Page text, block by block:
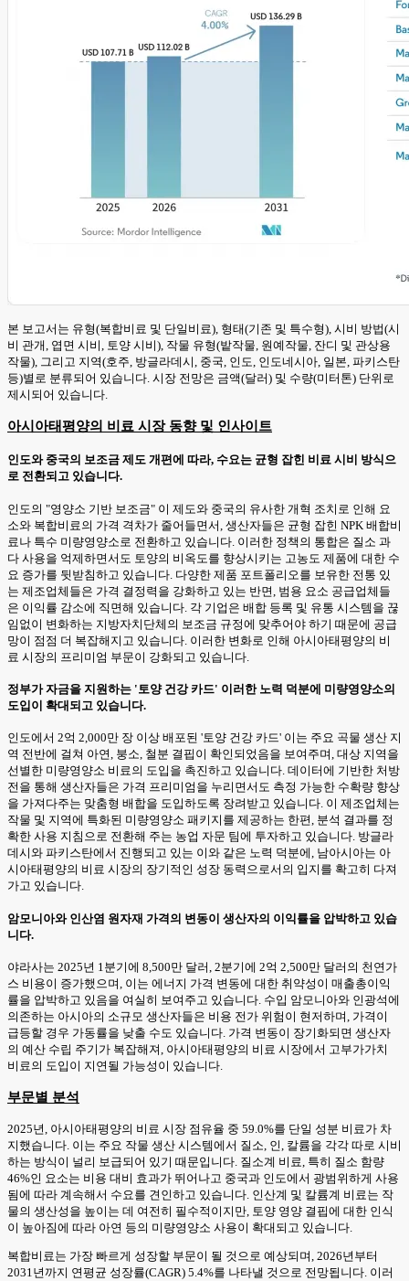
본 보고서는 유형(복합비료 및 단일비료), 형태(기존 및 특수형), 시비 방법(시
비 관개, 엽면 시비, 토양 시비), 작물 유형(밭작물, 원예작물, 잔디 및 관상용
작물), 그리고 지역(호주, 방글라데시, 중국, 인도, 인도네시아, 일본, 파키스탄
등)별로 분류되어 있습니다. 시장 전망은 금액(달러) 및 수량(미터톤) 단위로
제시되어 있습니다.
아시아태평양의 비료 시장 동향 및 인사이트
인도와 중국의 보조금 제도 개편에 따라, 수요는 균형 잡힌 비료 시비 방식으
로 전환되고 있습니다.
인도의 "영양소 기반 보조금" 이 제도와 중국의 유사한 개혁 조치로 인해 요
소와 복합비료의 가격 격차가 줄어들면서, 생산자들은 균형 잡힌 NPK 배합비
료나 특수 미량영양소로 전환하고 있습니다. 이러한 정책의 통합은 질소 과
다 사용을 억제하면서도 토양의 비옥도를 향상시키는 고농도 제품에 대한 수
요 증가를 뒷받침하고 있습니다. 다양한 제품 포트폴리오를 보유한 전통 있
는 제조업체들은 가격 결정력을 강화하고 있는 반면, 범용 요소 공급업체들
은 이익률 감소에 직면해 있습니다. 각 기업은 배합 등록 및 유통 시스템을 끊
임없이 변화하는 지방자치단체의 보조금 규정에 맞추어야 하기 때문에 공급
망이 점점 더 복잡해지고 있습니다. 이러한 변화로 인해 아시아태평양의 비
료 시장의 프리미엄 부문이 강화되고 있습니다.
정부가 자금을 지원하는 '토양 건강 카드' 이러한 노력 덕분에 미량영양소의
도입이 확대되고 있습니다.
인도에서 2억 2,000만 장 이상 배포된 '토양 건강 카드' 이는 주요 곡물 생산 지
역 전반에 걸쳐 아연, 붕소, 철분 결핍이 확인되었음을 보여주며, 대상 지역을
선별한 미량영양소 비료의 도입을 촉진하고 있습니다. 데이터에 기반한 처방
전을 통해 생산자들은 가격 프리미엄을 누리면서도 측정 가능한 수확량 향상
을 가져다주는 맞춤형 배합을 도입하도록 장려받고 있습니다. 이 제조업체는
작물 및 지역에 특화된 미량영양소 패키지를 제공하는 한편, 분석 결과를 정
확한 사용 지침으로 전환해 주는 농업 자문 팀에 투자하고 있습니다. 방글라
데시와 파키스탄에서 진행되고 있는 이와 같은 노력 덕분에, 남아시아는 아
시아태평양의 비료 시장의 장기적인 성장 동력으로서의 입지를 확고히 다져
가고 있습니다.
암모니아와 인산염 원자재 가격의 변동이 생산자의 이익률을 압박하고 있습
니다.
야라사는 2025년 1분기에 8,500만 달러, 2분기에 2억 2,500만 달러의 천연가
스 비용이 증가했으며, 이는 에너지 가격 변동에 대한 취약성이 매출총이익
률을 압박하고 있음을 여실히 보여주고 있습니다. 수입 암모니아와 인광석에
의존하는 아시아의 소규모 생산자들은 비용 전가 위험이 현저하며, 가격이
급등할 경우 가동률을 낮출 수도 있습니다. 가격 변동이 장기화되면 생산자
의 예산 수립 주기가 복잡해져, 아시아태평양의 비료 시장에서 고부가가치
비료의 도입이 지연될 가능성이 있습니다.
부문별 분석
2025년, 아시아태평양의 비료 시장 점유율 중 59.0%를 단일 성분 비료가 차
지했습니다. 이는 주요 작물 생산 시스템에서 질소, 인, 칼륨을 각각 따로 시비
하는 방식이 널리 보급되어 있기 때문입니다. 질소계 비료, 특히 질소 함량
46%인 요소는 비용 대비 효과가 뛰어나고 중국과 인도에서 광범위하게 사용
됨에 따라 계속해서 수요를 견인하고 있습니다. 인산계 및 칼륨계 비료는 작
물의 생산성을 높이는 데 여전히 필수적이지만, 토양 영양 결핍에 대한 인식
이 높아짐에 따라 아연 등의 미량영양소 사용이 확대되고 있습니다.
복합비료는 가장 빠르게 성장할 부문이 될 것으로 예상되며, 2026년부터
2031년까지 연평균 성장률(CAGR) 5.4%를 나타낼 것으로 전망됩니다. 이러